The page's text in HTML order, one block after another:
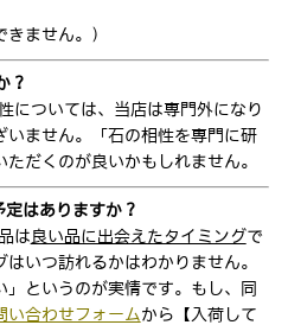
ません。）
？
については、当店は専門外になり
いません。「石の相性を専門に研
だくのが良いかもしれません。
はありますか？
は 良い品に出会えたタイミングで
いつ訪れるかはわかりません。
というのが実情です。もし、同
い合わせフォーム から【入荷して